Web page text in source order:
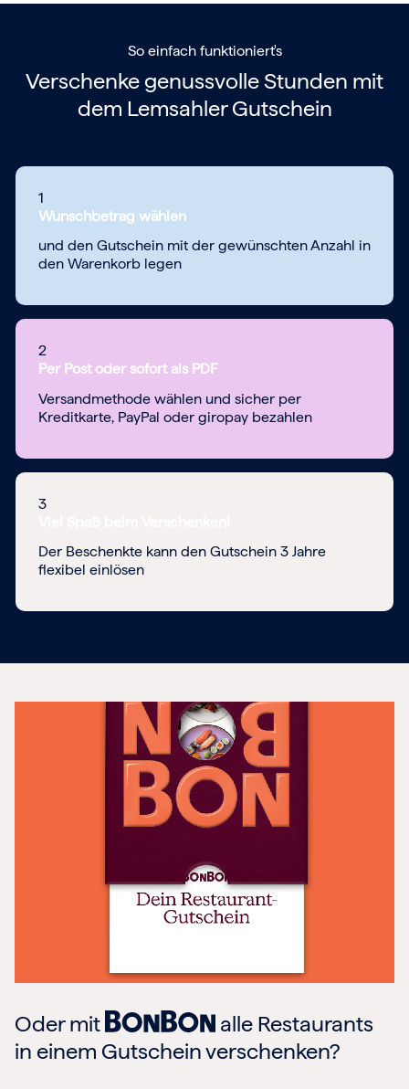
So einfach funktioniert's
Verschenke genussvolle Stunden mit
dem Lemsahler Gutschein
1
Wunschbetrag wählen
und den Gutschein mit der gewünschten Anzahl in
den Warenkorb legen
2
Per Post oder sofort als PDF
Versandmethode wählen und sicher per
Kreditkarte, PayPal oder giropay bezahlen
3
Der Beschenkte kann den Gutschein 3 Jahre
flexibel einlösen
Oder mit
alle Restaurants
in einem Gutschein verschenken?